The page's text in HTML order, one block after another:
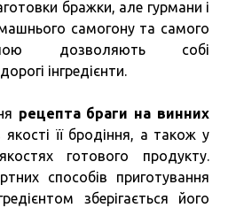
бражки, але гурмани і
самогону та самого
дозволяють собі
інгредієнти.
рецепта браги на винних
якості її бродіння, а також у
готового продукту.
способів приготування
зберігається його